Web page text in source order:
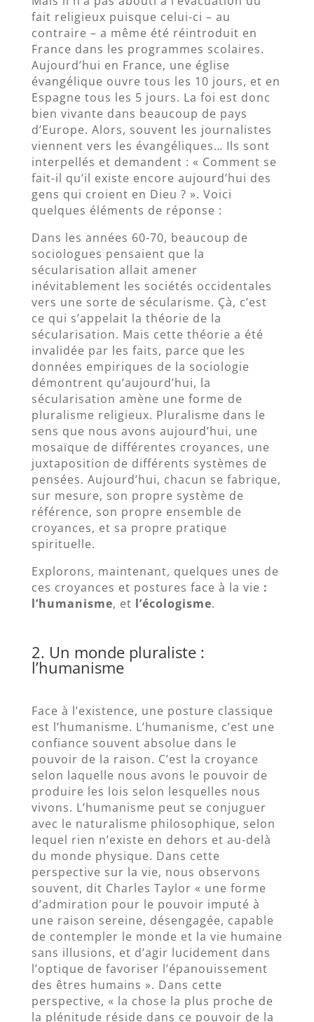
fait religieux puisque celui-ci – au
contraire – a même été réintroduit en
France dans les programmes scolaires.
Aujourd’hui en France, une église
évangélique ouvre tous les 10 jours, et en
Espagne tous les 5 jours. La foi est donc
bien vivante dans beaucoup de pays
d’Europe. Alors, souvent les journalistes
viennent vers les évangéliques… Ils sont
interpellés et demandent : « Comment se
fait-il qu’il existe encore aujourd’hui des
gens qui croient en Dieu ? ». Voici
quelques éléments de réponse :
Dans les années 60-70, beaucoup de
sociologues pensaient que la
sécularisation allait amener
inévitablement les sociétés occidentales
vers une sorte de sécularisme. Çà, c’est
ce qui s’appelait la théorie de la
sécularisation. Mais cette théorie a été
invalidée par les faits, parce que les
données empiriques de la sociologie
démontrent qu’aujourd’hui, la
sécularisation amène une forme de
pluralisme religieux. Pluralisme dans le
sens que nous avons aujourd’hui, une
mosaïque de différentes croyances, une
juxtaposition de différents systèmes de
pensées. Aujourd’hui, chacun se fabrique,
sur mesure, son propre système de
référence, son propre ensemble de
croyances, et sa propre pratique
spirituelle.
Explorons, maintenant, quelques unes de
ces croyances et postures face à la vie :
l’humanisme, et l’écologisme.
2. Un monde pluraliste :
l’humanisme
Face à l’existence, une posture classique
est l’humanisme. L’humanisme, c’est une
confiance souvent absolue dans le
pouvoir de la raison. C’est la croyance
selon laquelle nous avons le pouvoir de
produire les lois selon lesquelles nous
vivons. L’humanisme peut se conjuguer
avec le naturalisme philosophique, selon
lequel rien n’existe en dehors et au-delà
du monde physique. Dans cette
perspective sur la vie, nous observons
souvent, dit Charles Taylor « une forme
d’admiration pour le pouvoir imputé à
une raison sereine, désengagée, capable
de contempler le monde et la vie humaine
sans illusions, et d’agir lucidement dans
l’optique de favoriser l’épanouissement
des êtres humains ». Dans cette
perspective, « la chose la plus proche de
la plénitude réside dans ce pouvoir de la